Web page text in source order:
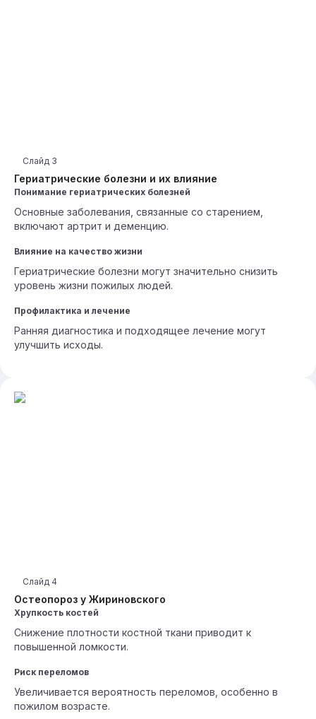
Гериатрические болезни и их влияние
Слайд 3
Понимание гериатрических болезней
Основные заболевания, связанные со старением,
включают артрит и деменцию.
Влияние на качество жизни
Гериатрические болезни могут значительно снизить
уровень жизни пожилых людей.
Профилактика и лечение
Ранняя диагностика и подходящее лечение могут
улучшить исходы.
Остеопороз у Жириновского
Слайд 4
Хрупкость костей
Снижение плотности костной ткани приводит к
повышенной ломкости.
Риск переломов
Увеличивается вероятность переломов, особенно в
пожилом возрасте.